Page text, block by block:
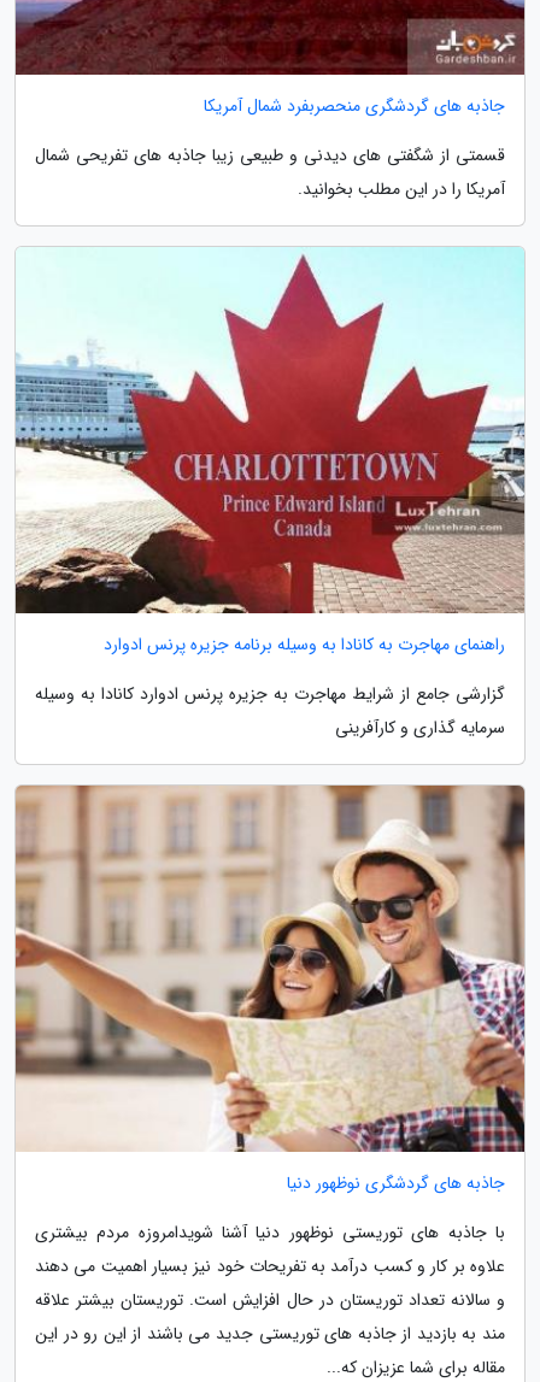
جاذبه های گردشگری منحصربفرد شمال آمریکا
قسمتی از شگفتی های دیدنی و طبیعی زیبا جاذبه های تفریحی شمال
آمریکا را در این مطلب بخوانید.
راهنمای مهاجرت به کانادا به وسیله برنامه جزیره پرنس ادوارد
گزارشی جامع از شرایط مهاجرت به جزیره پرنس ادوارد کانادا به وسیله
سرمایه گذاری و کارآفرینی
جاذبه های گردشگری نوظهور دنیا
با جاذبه های توریستی نوظهور دنیا آشنا شویدامروزه مردم بیشتری
علاوه بر کار و کسب درآمد به تفریحات خود نیز بسیار اهمیت می دهند
و سالانه تعداد توریستان در حال افزایش است. توریستان بیشتر علاقه
مند به بازدید از جاذبه های توریستی جدید می باشند از این رو در این
مقاله برای شما عزیزان که...